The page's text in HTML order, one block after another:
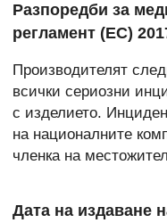
Разпоредби за
регламент (ЕС)
Производителят
всички сериозни
с изделието.
на националните
членка на
Дата на издаване